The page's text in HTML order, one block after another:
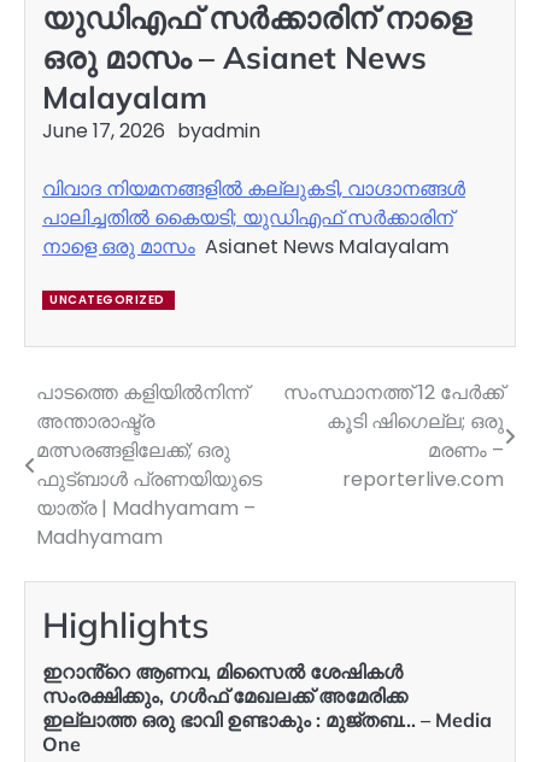
യുഡിഎഫ് സർക്കാരിന് നാളെ
ഒരു മാസം – Asianet News
Malayalam
June 17, 2026 byadmin
വിവാദ നിയമനങ്ങളിൽ കല്ലുകടി, വാ​ഗ്ദാനങ്ങൾ
പാലിച്ചതിൽ കൈയടി; യുഡിഎഫ് സർക്കാരിന്
നാളെ ഒരു മാസം Asianet News Malayalam
UNCATEGORIZED
Post
navigation
പാടത്തെ കളിയിൽനിന്ന്
അന്താരാഷ്ട്ര
മത്സരങ്ങളിലേക്ക്; ഒരു
ഫുട്ബാൾ പ്രണയിയുടെ
യാത്ര | Madhyamam –
Madhyamam
സംസ്ഥാനത്ത് 12 പേര്‍ക്ക്
കൂടി ഷിഗെല്ല; ഒരു
മരണം –
reporterlive.com
Highlights
ഇറാൻ്റെ ആണവ, മിസൈല്‍ ശേഷികള്‍
സംരക്ഷിക്കും, ഗള്‍ഫ് മേഖലക്ക് അമേരിക്ക
ഇല്ലാത്ത ഒരു ഭാവി ഉണ്ടാകും : മുജ്തബ… – Media
One